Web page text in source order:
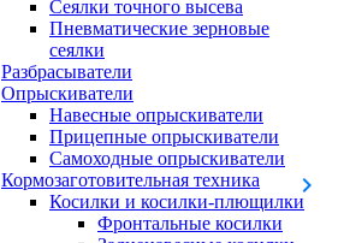
Сеялки точного высева
Пневматические зерновые
сеялки
Разбрасыватели
Опрыскиватели
Навесные опрыскиватели
Прицепные опрыскиватели
Самоходные опрыскиватели
Кормозаготовительная техника
Косилки и косилки-плющилки
Фронтальные косилки
chevron_right